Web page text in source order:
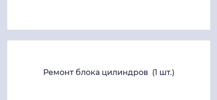
Ремонт блока цилиндров (1 шт.)